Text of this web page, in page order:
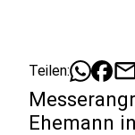
Teilen:
Ehemann